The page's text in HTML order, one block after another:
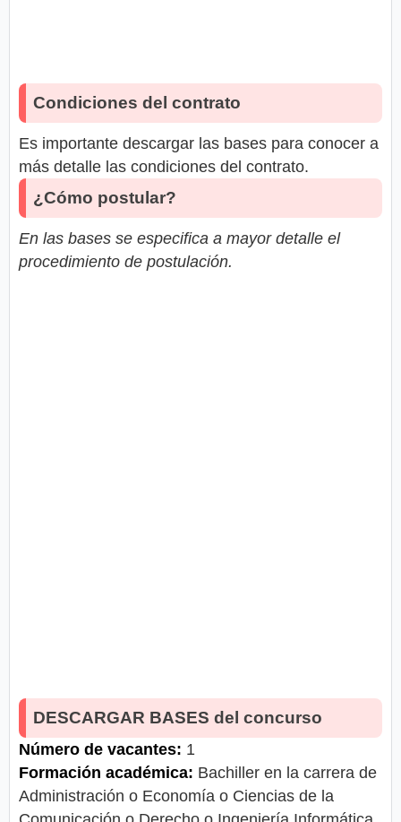
Condiciones del contrato
Es importante descargar las bases para conocer a
más detalle las condiciones del contrato.
¿Cómo postular?
En las bases se especifica a mayor detalle el
procedimiento de postulación.
DESCARGAR BASES del concurso
Número de vacantes: 1
Formación académica: Bachiller en la carrera de
Administración o Economía o Ciencias de la